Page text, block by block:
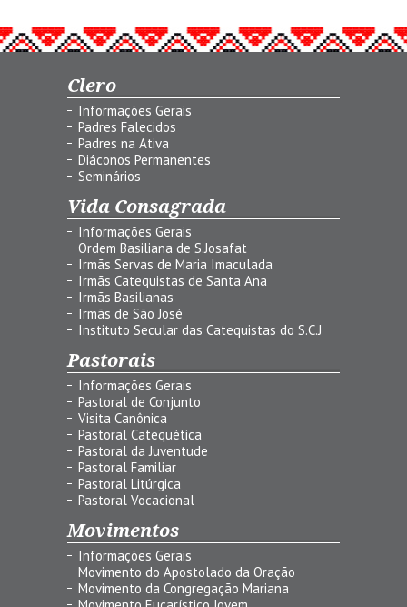
Clero
Informações Gerais
Padres Falecidos
Padres na Ativa
Diáconos Permanentes
Seminários
Vida Consagrada
Informações Gerais
Ordem Basiliana de S.Josafat
Irmãs Servas de Maria Imaculada
Irmãs Catequistas de Santa Ana
Irmãs Basilianas
Irmãs de São José
Instituto Secular das Catequistas do S.C.J
Pastorais
Informações Gerais
Pastoral de Conjunto
Visita Canônica
Pastoral Catequética
Pastoral da Juventude
Pastoral Familiar
Pastoral Litúrgica
Pastoral Vocacional
Movimentos
Informações Gerais
Movimento do Apostolado da Oração
Movimento da Congregação Mariana